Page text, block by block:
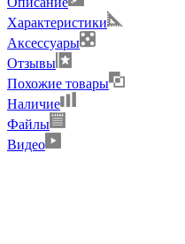
Характеристики
Аксессуары
Отзывы
Похожие товары
Наличие
Файлы
Видео